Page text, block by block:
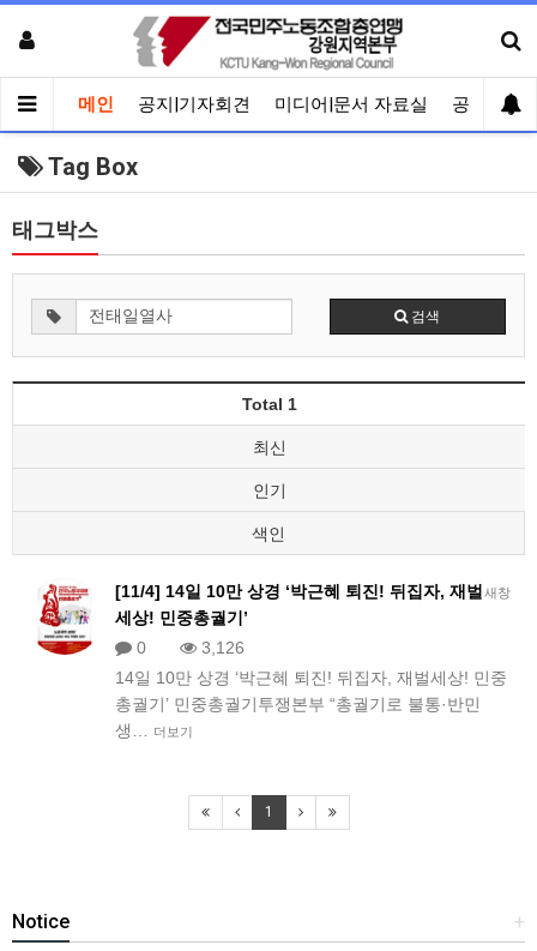
메인 공지|기자회견 미디어|문서 자료실 공유게시
Tag Box
태그박스
검색
Total 1
최신
인기
색인
새창
[11/4] 14일 10만 상경 ‘박근혜 퇴진! 뒤집자, 재벌
세상! 민중총궐기’
0
3,126
14일 10만 상경 ‘박근혜 퇴진! 뒤집자, 재벌세상! 민중
총궐기’ 민중총궐기투쟁본부 “총궐기로 불통·반민
생…
더보기
1
+
Notice